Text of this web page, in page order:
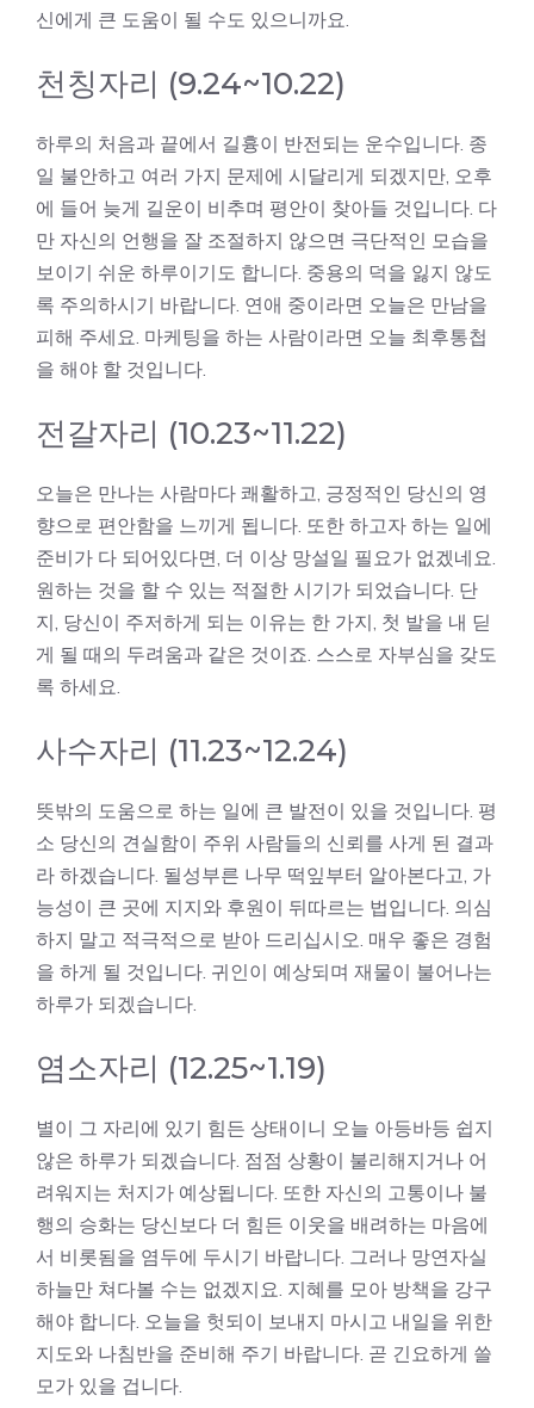
신에게 큰 도움이 될 수도 있으니까요.
천칭자리 (9.24~10.22)
하루의 처음과 끝에서 길흉이 반전되는 운수입니다. 종
일 불안하고 여러 가지 문제에 시달리게 되겠지만, 오후
에 들어 늦게 길운이 비추며 평안이 찾아들 것입니다. 다
만 자신의 언행을 잘 조절하지 않으면 극단적인 모습을
보이기 쉬운 하루이기도 합니다. 중용의 덕을 잃지 않도
록 주의하시기 바랍니다. 연애 중이라면 오늘은 만남을
피해 주세요. 마케팅을 하는 사람이라면 오늘 최후통첩
을 해야 할 것입니다.
전갈자리 (10.23~11.22)
오늘은 만나는 사람마다 쾌활하고, 긍정적인 당신의 영
향으로 편안함을 느끼게 됩니다. 또한 하고자 하는 일에
준비가 다 되어있다면, 더 이상 망설일 필요가 없겠네요.
원하는 것을 할 수 있는 적절한 시기가 되었습니다. 단
지, 당신이 주저하게 되는 이유는 한 가지, 첫 발을 내 딛
게 될 때의 두려움과 같은 것이죠. 스스로 자부심을 갖도
록 하세요.
사수자리 (11.23~12.24)
뜻밖의 도움으로 하는 일에 큰 발전이 있을 것입니다. 평
소 당신의 견실함이 주위 사람들의 신뢰를 사게 된 결과
라 하겠습니다. 될성부른 나무 떡잎부터 알아본다고, 가
능성이 큰 곳에 지지와 후원이 뒤따르는 법입니다. 의심
하지 말고 적극적으로 받아 드리십시오. 매우 좋은 경험
을 하게 될 것입니다. 귀인이 예상되며 재물이 불어나는
하루가 되겠습니다.
염소자리 (12.25~1.19)
별이 그 자리에 있기 힘든 상태이니 오늘 아등바등 쉽지
않은 하루가 되겠습니다. 점점 상황이 불리해지거나 어
려워지는 처지가 예상됩니다. 또한 자신의 고통이나 불
행의 승화는 당신보다 더 힘든 이웃을 배려하는 마음에
서 비롯됨을 염두에 두시기 바랍니다. 그러나 망연자실
하늘만 쳐다볼 수는 없겠지요. 지혜를 모아 방책을 강구
해야 합니다. 오늘을 헛되이 보내지 마시고 내일을 위한
지도와 나침반을 준비해 주기 바랍니다. 곧 긴요하게 쓸
모가 있을 겁니다.